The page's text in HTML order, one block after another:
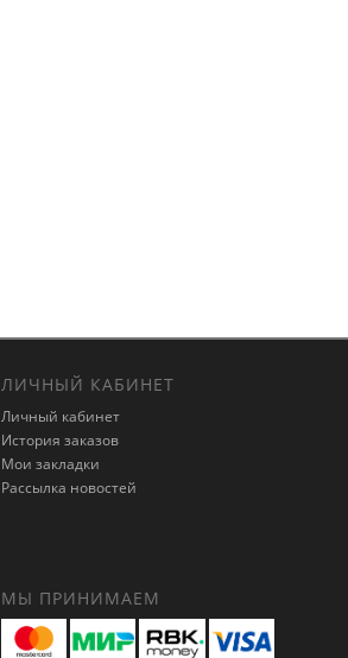
ЛИЧНЫЙ КАБИНЕТ
Личный кабинет
История заказов
Мои закладки
Рассылка новостей
МЫ ПРИНИМАЕМ